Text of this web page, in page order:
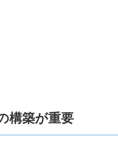
構築が重要